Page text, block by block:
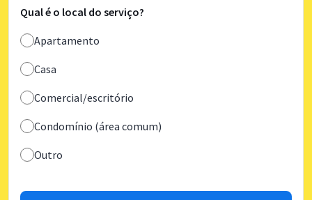
Qual é o local do serviço?
Apartamento
Casa
Comercial/escritório
Condomínio (área comum)
Outro